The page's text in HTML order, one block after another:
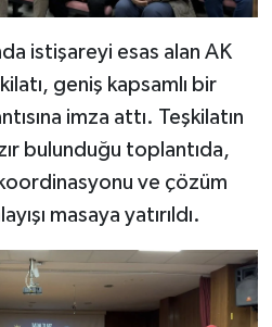
istişareyi esas alan AK
geniş kapsamlı bir
imza attı. Teşkilatın
bulunduğu toplantıda,
ve çözüm
masaya yatırıldı.